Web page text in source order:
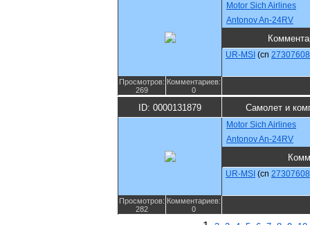
Motor Sich Airlines
Antonov An-24RV
UR-MSI (cn 27307608
Просмотров:
269
Комментариев:
0
ID: 0000131879 Самолет и
Motor Sich Airlines
Antonov An-24RV
UR-MSI (cn 27307608
Просмотров:
282
Комментариев:
0